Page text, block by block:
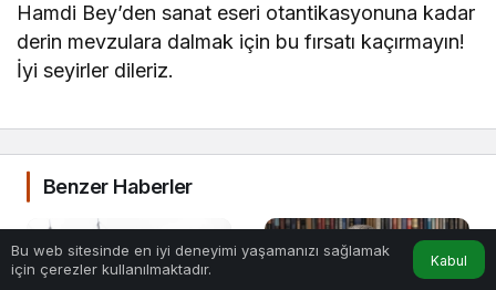
Hamdi Bey’den sanat eseri otantikasyonuna kadar
derin mevzulara dalmak için bu fırsatı kaçırmayın!
İyi seyirler dileriz.
Benzer Haberler
Bu web sitesinde en iyi deneyimi yaşamanızı sağlamak
için çerezler kullanılmaktadır.
Kabul